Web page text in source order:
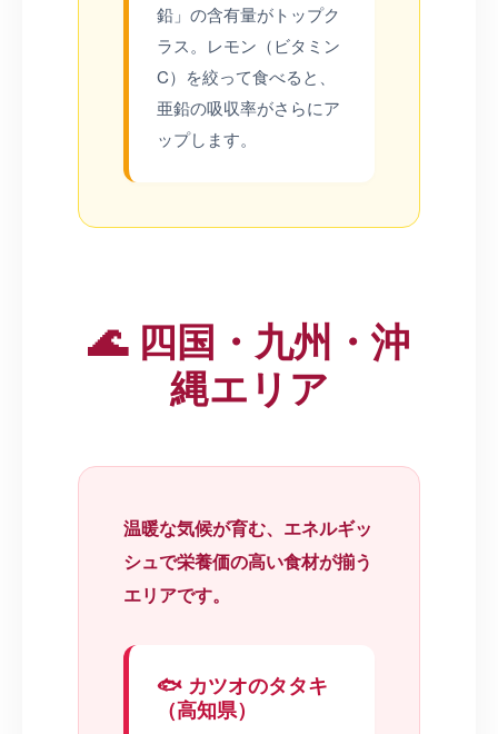
鉛」の含有量がトップク
ラス。レモン（ビタミン
C）を絞って食べると、
亜鉛の吸収率がさらにア
ップします。
🌊 四国・九州・沖
縄エリア
温暖な気候が育む、エネルギッ
シュで栄養価の高い食材が揃う
エリアです。
🐟 カツオのタタキ
（高知県）